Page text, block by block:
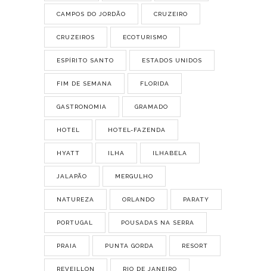
CAMPOS DO JORDÃO CRUZEIRO
CRUZEIROS ECOTURISMO
ESPÍRITO SANTO ESTADOS UNIDOS
FIM DE SEMANA FLORIDA
GASTRONOMIA GRAMADO
HOTEL HOTEL-FAZENDA
HYATT ILHA ILHABELA
JALAPÃO MERGULHO
NATUREZA ORLANDO PARATY
PORTUGAL POUSADAS NA SERRA
PRAIA PUNTA GORDA RESORT
REVEILLON RIO DE JANEIRO